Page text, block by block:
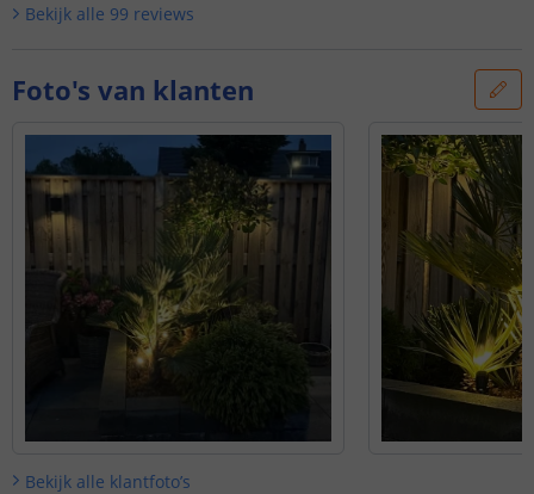
Bekijk alle 99 reviews
Foto's van klanten
Bekijk alle klantfoto’s